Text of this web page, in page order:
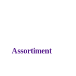
Assortiment